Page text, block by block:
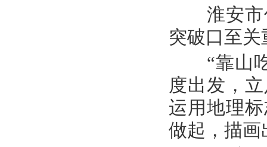
淮安市低
突破口至关
“靠山吃
度出发，
运用地理
做起，描画